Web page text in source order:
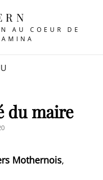
AU COEUR DE
du maire
Mothernois,